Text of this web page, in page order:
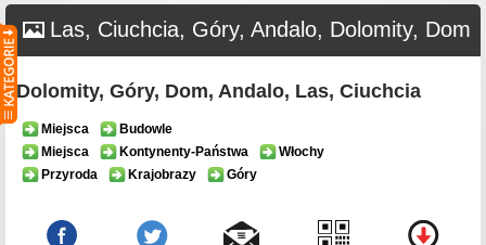
Las, Ciuchcia, Góry, Andalo, Dolomity, Dom
Dolomity, Góry, Dom, Andalo, Las, Ciuchcia
Miejsca
Budowle
Miejsca
Kontynenty-Państwa
Włochy
Przyroda
Krajobrazy Góry